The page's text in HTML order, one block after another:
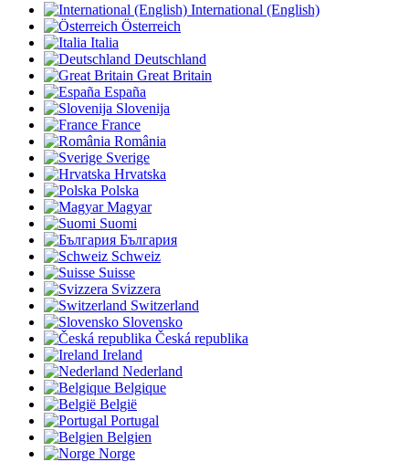
International (English)
Österreich
Italia
Deutschland
Great Britain
España
Slovenija
France
România
Sverige
Hrvatska
Polska
Magyar
Suomi
България
Schweiz
Suisse
Svizzera
Switzerland
Slovensko
Česká republika
Ireland
Nederland
Belgique
België
Portugal
Belgien
Norge